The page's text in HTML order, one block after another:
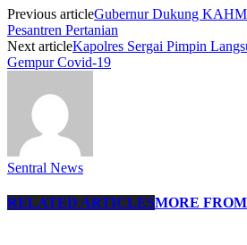
Previous articleGubernur Dukung
Pesantren Pertanian
Next articleKapolres Sergai Pimpin
Gempur Covid-19
Sentral News
RELATED ARTICLESMORE